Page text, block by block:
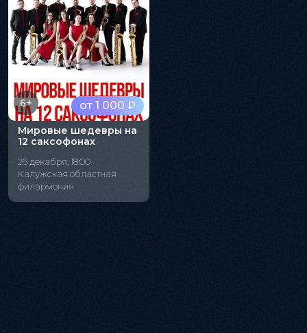
от 1 000 ₽
6+
Мировые шедевры на
12 саксофонах
26 декабря, 18:00
Калужская областная
филармония